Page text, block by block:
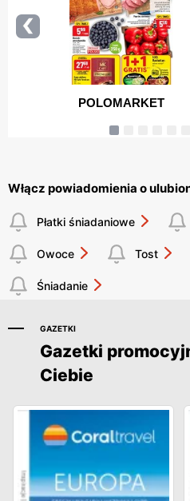
Włącz powiadomienia o
Płatki śniadaniowe
Owoce Tost
Śniadanie
GAZETKI
Gazetki
Ciebie